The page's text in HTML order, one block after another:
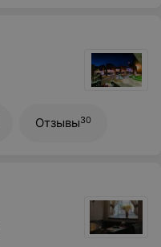
Отзывы30